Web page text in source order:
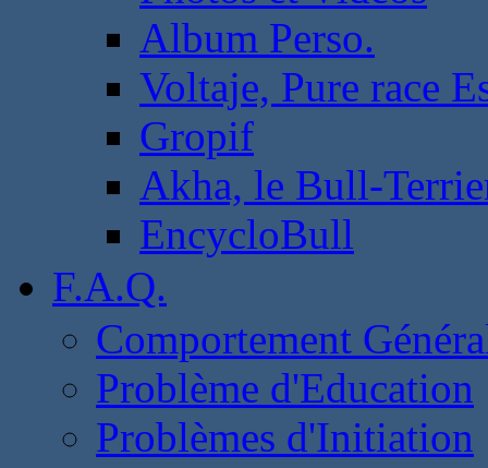
Album Perso.
Voltaje, Pure race
Gropif
Akha, le Bull-
EncycloBull
F.A.Q.
Comportement
Problème d'Education
Problèmes d'Initiation